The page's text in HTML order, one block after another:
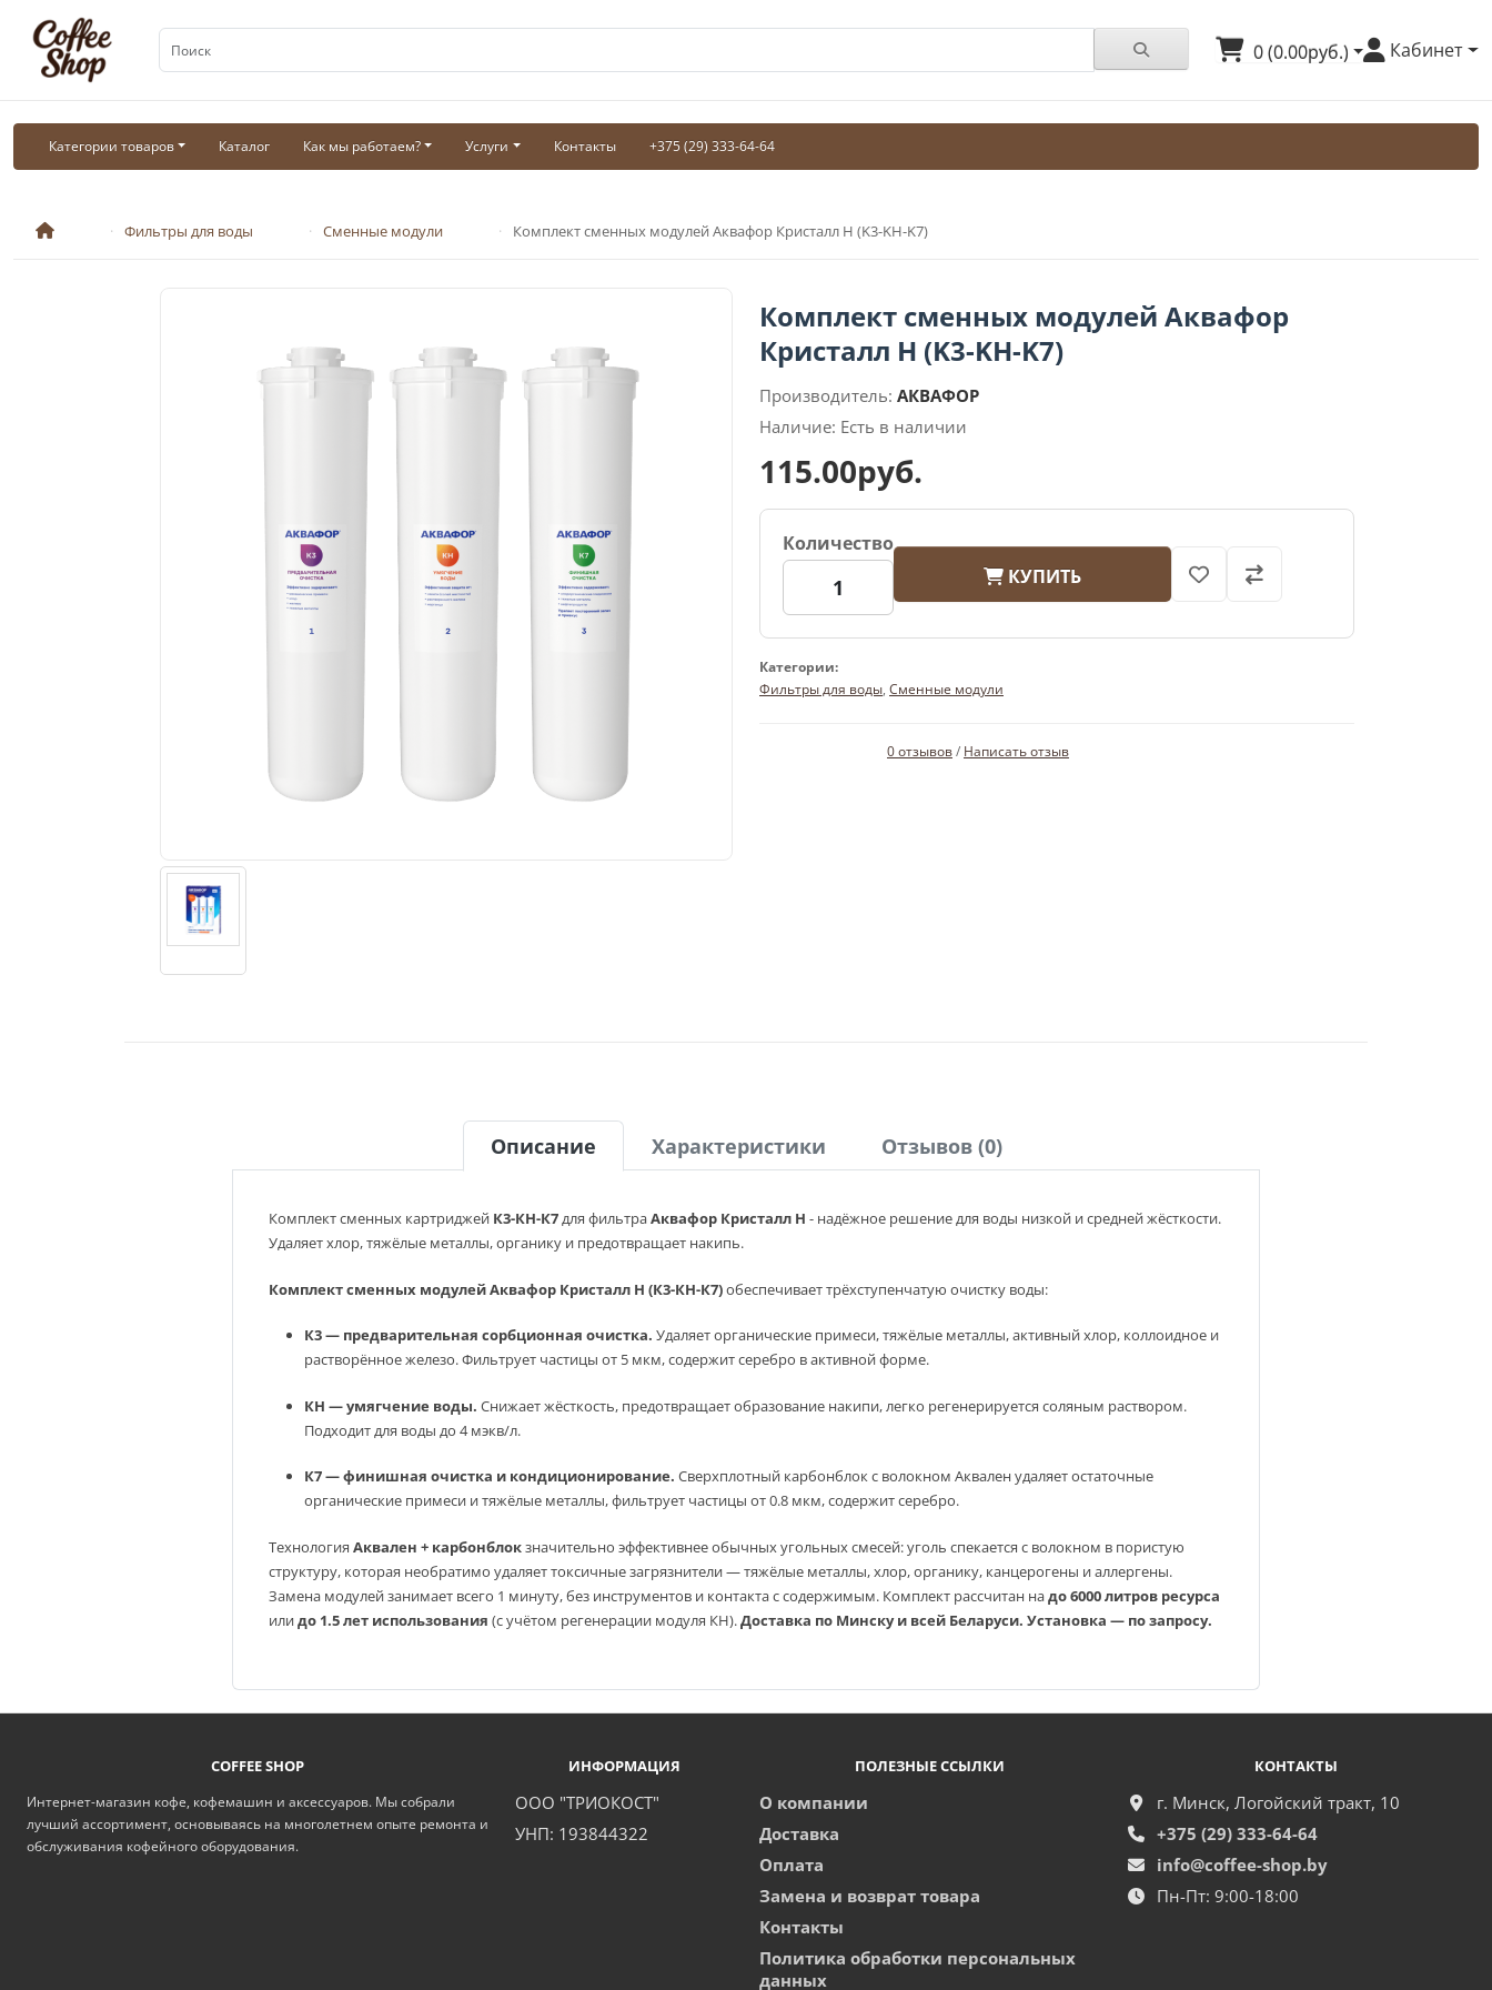
0 (0.00руб.) Кабинет
Категории товаров Каталог Как мы работаем? Услуги Контакты +375 (29) 333-64-64
Фильтры для воды Сменные модули Комплект сменных модулей Аквафор Кристалл Н (K3-KH-K7)
Комплект сменных модулей Аквафор
Кристалл Н (K3-KH-K7)
Производитель: АКВАФОР
Наличие: Есть в наличии
115.00руб.
Количество
КУПИТЬ
Категории:
Фильтры для воды, Сменные модули
0 отзывов/ Написать отзыв
Описание Характеристики Отзывов (0)
Комплект сменных картриджей К3-КН-К7для фильтраАквафор Кристалл Н - надёжное решение для воды низкой и средней жёсткости.
Удаляет хлор, тяжёлые металлы, органику и предотвращает накипь.
Комплект сменных модулей Аквафор Кристалл Н (К3-КН-К7)обеспечивает трёхступенчатую очистку воды:
К3 — предварительная сорбционная очистка. Удаляет органические примеси, тяжёлые металлы, активный хлор, коллоидное и
растворённое железо. Фильтрует частицы от 5 мкм, содержит серебро в активной форме.
КН — умягчение воды. Снижает жёсткость, предотвращает образование накипи, легко регенерируется соляным раствором.
Подходит для воды до 4 мэкв/л.
К7 — финишная очистка и кондиционирование. Сверхплотный карбонблок с волокном Аквален удаляет остаточные
органические примеси и тяжёлые металлы, фильтрует частицы от 0.8 мкм, содержит серебро.
Технология Аквален + карбонблокзначительно эффективнее обычных угольных смесей: уголь спекается с волокном в пористую
структуру, которая необратимо удаляет токсичные загрязнители — тяжёлые металлы, хлор, органику, канцерогены и аллергены.
Замена модулей занимает всего 1 минуту, без инструментов и контакта с содержимым. Комплект рассчитан надо 6000 литров ресурса
илидо 1.5 лет использования (с учётом регенерации модуля КН).Доставка по Минску и всей Беларуси. Установка — по запросу.
COFFEE SHOP
Интернет-магазин кофе, кофемашин и аксессуаров. Мы собрали
лучший ассортимент, основываясь на многолетнем опыте ремонта и
обслуживания кофейного оборудования.
ИНФОРМАЦИЯ
ООО "ТРИОКОСТ"
УНП: 193844322
ПОЛЕЗНЫЕ ССЫЛКИ
О компании
Доставка
Оплата
Замена и возврат товара
Контакты
Политика обработки персональных
данных
КОНТАКТЫ
г. Минск, Логойский тракт, 10
+375 (29) 333-64-64
info@coffee-shop.by
Пн-Пт: 9:00-18:00